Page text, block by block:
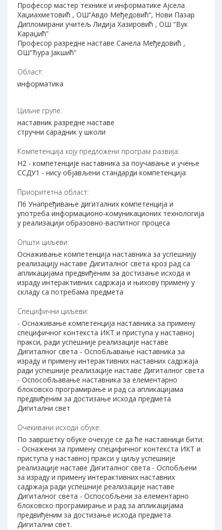
Професор мастер технике и информатике Ајсела
Хаџиахметовић , ОШ“Авдо Међедовић“, Нови Пазар
Дипломирани учитељ Лидија Хазировић , ОШ “Вук
Караџић”
Професор разредне наставе Санела Међедовић ,
ОШ“Ђура Јакшић“
Област:
информатика
Циљне групе:
наставник разредне наставе
стручни сарадник у школи
Компетенција коју предложени програм развија:
Н2 - компетенције наставника за поучавање и учење
ССДУ1 - нису објављени стандарди компетенција
Приоритетна област:
П6 Унапређивање дигиталних компетенција и
употреба информационо-комуникационих технологија
у реализацији образовно-васпитног процеса
Општи циљеви:
Оснаживање компетенција наставника за успешнију
реализацију наставе Дигиталног света кроз рад са
апликацијама предвиђеним за достизање исхода и
израду интерактивних садржаја и њихову примену у
складу са потребама предмета
Специфични циљеви:
- Оснаживање компетенција наставника за примену
специфичног контекста ИКТ и приступа у наставној
пракси, ради успешније реализације наставе
Дигиталног света - Оспобљавање наставника за
израду и примену интерактивних наставних садржаја
ради успешније реализације наставе Дигиталног света
- Оспособљавање наставника за елементарно
блоковско програмирање и рад са апликацијама
предвиђеним за достизање исхода предмета
Дигитални свет
Очекивани исходи обуке:
По завршетку обуке очекује се да ће наставници бити:
- Оснажени за примену специфичног контекста ИКТ и
приступа у наставној пракси у циљу успешније
реализације наставе Дигиталног света - Оспобљени
за израду и примену интерактивних наставних
садржаја ради успешније реализације наставе
Дигиталног света - Оспособљени за елементарно
блоковско програмирање и рад за апликацијама
предвиђеним за достизање исхода предмета
Дигитални свет.